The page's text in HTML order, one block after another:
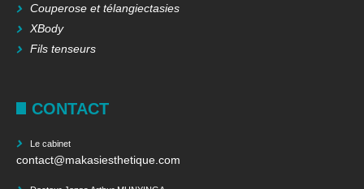
Couperose et télangiectasies
XBody
Fils tenseurs
CONTACT
Le cabinet
contact@makasiesthetique.com